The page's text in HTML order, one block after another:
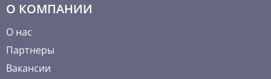
О КОМПАНИИ
О нас
Партнеры
Вакансии